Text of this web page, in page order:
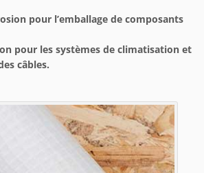
pour l’emballage de composants
pour les systèmes de climatisation et
câbles.